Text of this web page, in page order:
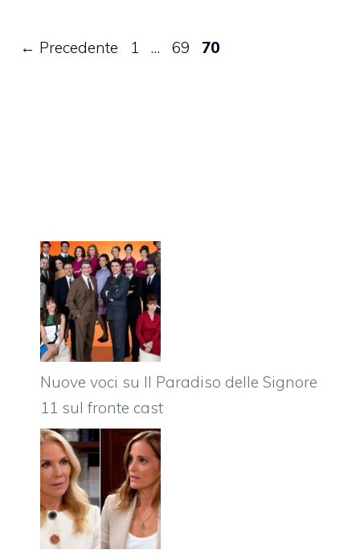
← Precedente Pagina
1 … Pagina
69 Pagina
70
Nuove voci su Il Paradiso delle Signore
11 sul fronte cast